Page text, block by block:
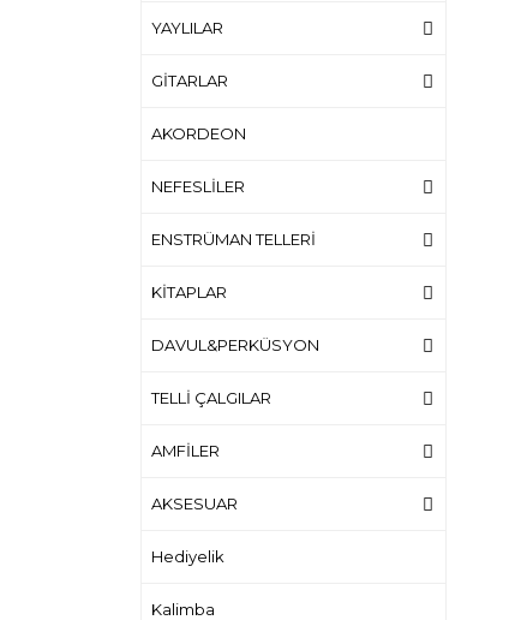
YAYLILAR
GİTARLAR
AKORDEON
NEFESLİLER
ENSTRÜMAN TELLERİ
KİTAPLAR
DAVUL&PERKÜSYON
TELLİ ÇALGILAR
AMFİLER
AKSESUAR
Hediyelik
Kalimba